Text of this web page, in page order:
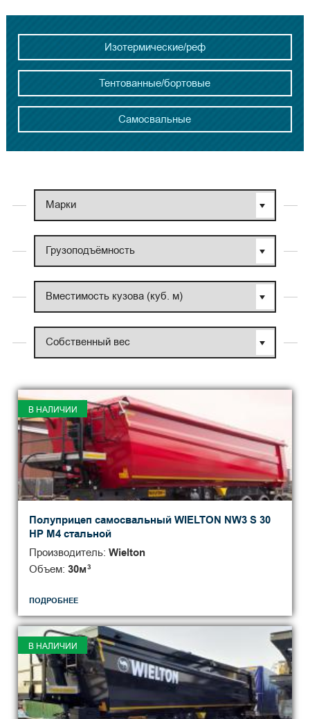
Изотермические/реф
Тентованные/бортовые
Самосвальные
В НАЛИЧИИ
Полуприцеп самосвальный WIELTON NW3 S 30
HP M4 стальной
Производитель: Wielton
Объем: 30м3
ПОДРОБНЕЕ
В НАЛИЧИИ